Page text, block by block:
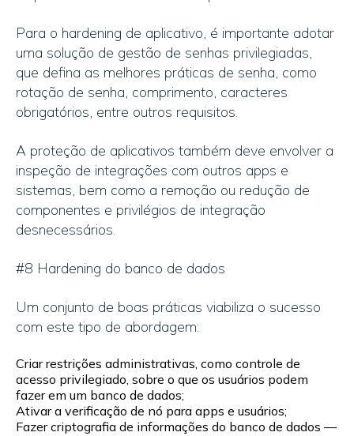
Para o hardening de aplicativo, é importante adotar
uma solução de gestão de senhas privilegiadas,
que defina as melhores práticas de senha, como
rotação de senha, comprimento, caracteres
obrigatórios, entre outros requisitos.
A proteção de aplicativos também deve envolver a
inspeção de integrações com outros apps e
sistemas, bem como a remoção ou redução de
componentes e privilégios de integração
desnecessários.
#8 Hardening do banco de dados
Um conjunto de boas práticas viabiliza o sucesso
com este tipo de abordagem:
Criar restrições administrativas, como controle de
acesso privilegiado, sobre o que os usuários podem
fazer em um banco de dados;
Ativar a verificação de nó para apps e usuários;
Fazer criptografia de informações do banco de dados —